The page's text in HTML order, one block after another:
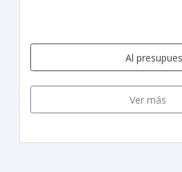
Al
Ver más